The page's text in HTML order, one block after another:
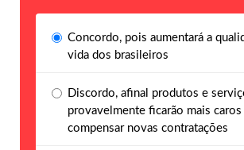
Concordo, pois aumentará a
vida dos brasileiros
Discordo, afinal produtos e
provavelmente ficarão mais caros
compensar novas contratações